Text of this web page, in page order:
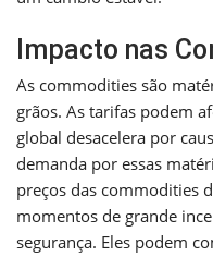
Impacto nas
As commodities são
grãos. As tarifas podem
global desacelera por
demanda por essas
preços das commodities
momentos de grande
segurança. Eles podem